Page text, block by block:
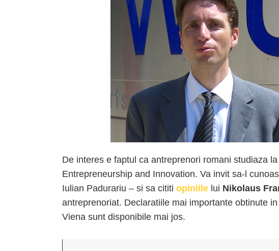
De interes e faptul ca antreprenori romani studiaza
Entrepreneurship and Innovation. Va invit sa-l
Iulian Padurariu – si sa cititi opiniile lui Nikolaus
antreprenoriat. Declaratiile mai importante obtinute
Viena sunt disponibile mai jos.